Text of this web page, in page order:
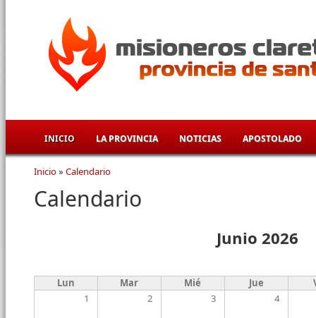
INICIO LA PROVINCIA NOTICIAS APOSTOLADO
Se encuentra usted aquí
Inicio» Calendario
Calendario
Junio 2026
Lun Mar Mié Jue
1
2 3 4